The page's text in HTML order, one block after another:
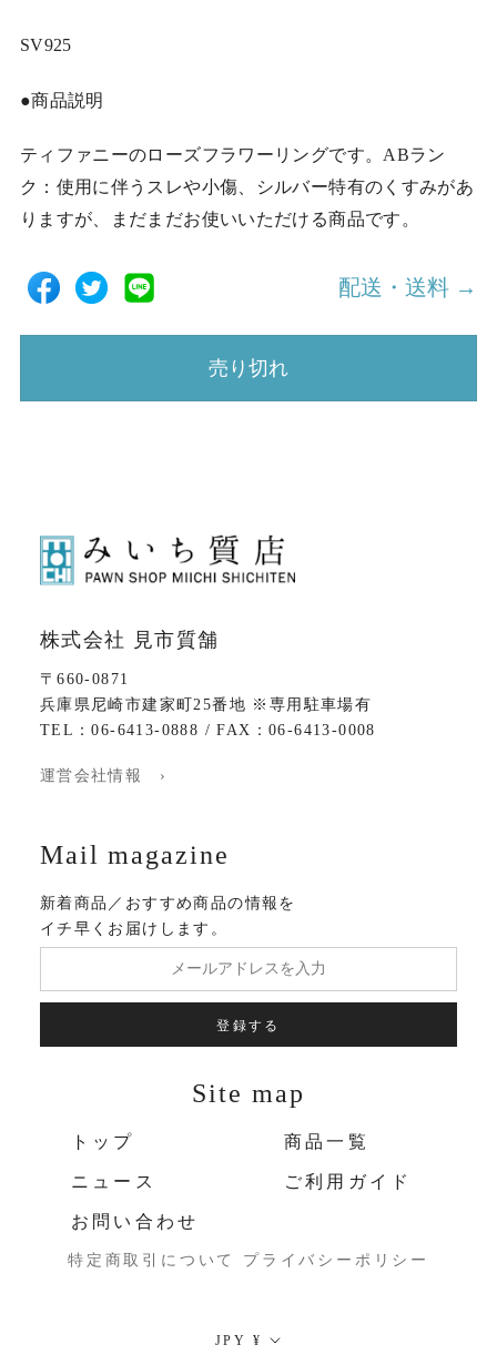
SV925
●商品説明
ティファニーのローズフラワーリングです。ABラン
ク：使用に伴うスレや小傷、シルバー特有のくすみがあ
りますが、まだまだお使いいただける商品です。
配送・送料 →
売り切れ
株式会社 見市質舗
〒660-0871
兵庫県尼崎市建家町25番地 ※専用駐車場有
TEL：06-6413-0888 / FAX：06-6413-0008
運営会社情報 ›
Mail magazine
新着商品／おすすめ商品の情報を
イチ早くお届けします。
登録する
Site map
トップ 商品一覧
ニュース ご利用ガイド
お問い合わせ
特定商取引について プライバシーポリシー
通
JPY ¥